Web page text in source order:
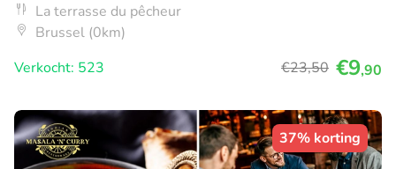
La terrasse du pêcheur
Brussel (0km)
Verkocht: 523
€23,50 €9,90
37% korting